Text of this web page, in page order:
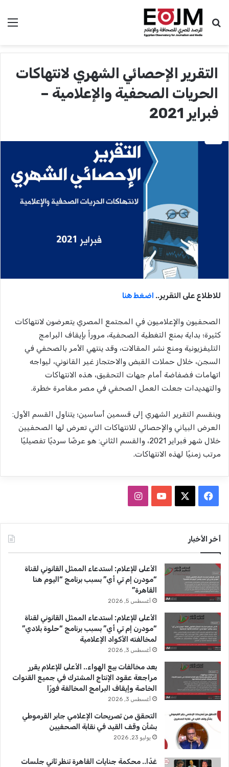
بحث عن
التقرير الإحصائي الشهري لانتهاكات
الحريات الصحفية والإعلامية –
فبراير 2021
للاطلاع على التقرير.. اضغط هنا
الصحفيون والإعلاميون في المجتمع المصري يتعرضون لانتهاكات
كثيرة؛ بداية بمنع التغطية الصحفية، مروراً بإيقاف البرامج
التليفزيونية ومنع نشر المقالات، وقد ينتهي الأمر بالصحفي في
السجن، خلال حملات القبض والاحتجاز غير القانوني، ليواجه
اتهامات فضفاضة أمام جهات التحقيق، هذه الانتهاكات
والتهديدات جعلت العمل الصحفي في مصر مغامرة خطرة.
وينقسم التقرير الشهري إلى قسمين أساسين؛ يتناول القسم الأول:
العرض البياني والإحصائي للانتهاكات التي تعرض لها الصحفيين
خلال شهر فبراير 2021، والقسم الثاني: هو عرضًا سرديًا تفصيليًا
مرتب زمنيًا لهذه الانتهاكات.
س
و
ك
T
u
b
e
ق
ا
م
أخر الأخبار
الأعلى للإعلام: استدعاء الممثل القانوني لقناة
“مودرن إم تي أي” بسبب برنامج “اليوم هنا
القاهرة”
أغسطس 5, 2026
الأعلى للإعلام: استدعاء الممثل القانوني لقناة
“مودرن إم تي أي” بسبب برنامج “حلوة بلادي”
لمخالفته الأكواد الإعلامية
أغسطس 3, 2026
بعد مخالفات بيع الهواء.. الأعلى للإعلام يقرر
مراجعة عقود الإنتاج المشترك في جميع القنوات
الخاصة وإيقاف البرامج المخالفة فورًا
أغسطس 3, 2026
التحقق من تصريحات الإعلامي جابر القرموطي
بشأن وقف القيد في نقابة الصحفيين
يوليو 23, 2026
غدًا.. محكمة جنايات القاهرة تنظر ثاني جلسات